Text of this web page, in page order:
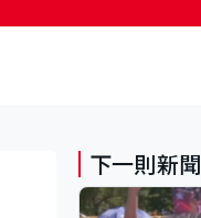
下一則新聞